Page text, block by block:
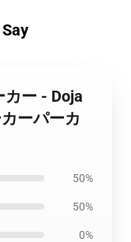
ー - Doja
ーパーカ
50%
50%
0%